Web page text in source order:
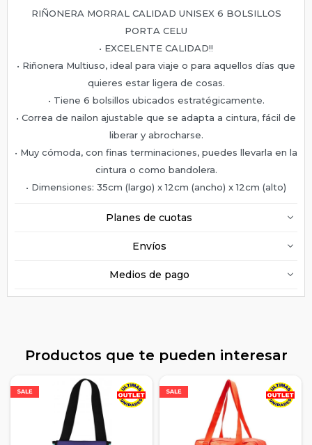
RIÑONERA MORRAL CALIDAD UNISEX 6 BOLSILLOS
PORTA CELU
• EXCELENTE CALIDAD!!
• Riñonera Multiuso, ideal para viaje o para aquellos días que
quieres estar ligera de cosas.
• Tiene 6 bolsillos ubicados estratégicamente.
• Correa de nailon ajustable que se adapta a cintura, fácil de
liberar y abrocharse.
• Muy cómoda, con finas terminaciones, puedes llevarla en la
cintura o como bandolera.
• Dimensiones: 35cm (largo) x 12cm (ancho) x 12cm (alto)
Planes de cuotas
Envíos
Medios de pago
Productos que te pueden interesar